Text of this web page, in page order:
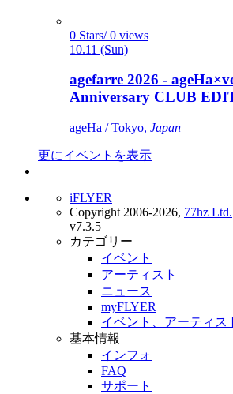
0 Stars/ 0 views
10.11 (Sun)
agefarre 2026 -
Anniversary CLUB
ageHa / Tokyo, Japan
更にイベントを表示
iFLYER
Copyright 2006-2026, 77hz Ltd.
v7.3.5
カテゴリー
イベント
アーティスト
ニュース
myFLYER
イベント、アーティス
基本情報
インフォ
FAQ
サポート